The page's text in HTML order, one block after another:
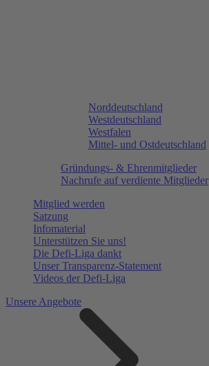
Norddeutschland
Westdeutschland
Westfalen
Mittel- und Ostdeutschland
Gründungs- & Ehrenmitglieder
Nachrufe auf verdiente Mitglieder
Mitglied werden
Satzung
Infomaterial
Unterstützen Sie uns!
Die Defi-Liga dankt
Unser Transparenz-Statement
Videos der Defi-Liga
Unsere Angebote